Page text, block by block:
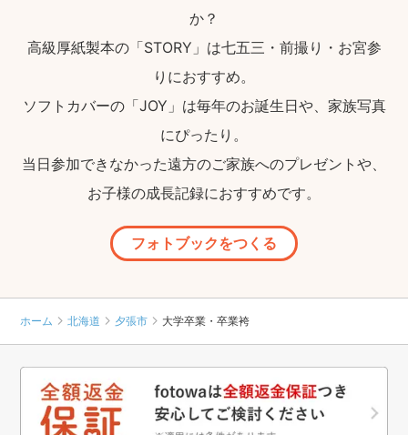
か？
高級厚紙製本の「STORY」は七五三・前撮り・お宮参
りにおすすめ。
ソフトカバーの「JOY」は毎年のお誕生日や、家族写真
にぴったり。
当日参加できなかった遠方のご家族へのプレゼントや、
お子様の成長記録におすすめです。
フォトブックをつくる
ホーム 北海道 夕張市 大学卒業・卒業袴